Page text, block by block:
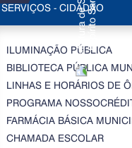
SERVIÇOS - CIDADÃO
ILUMINAÇÃO PÚBLICA
BIBLIOTECA PÚBLICA
LINHAS E HORÁRIOS DE
PROGRAMA
FARMÁCIA BÁSICA
CHAMADA ESCOLAR